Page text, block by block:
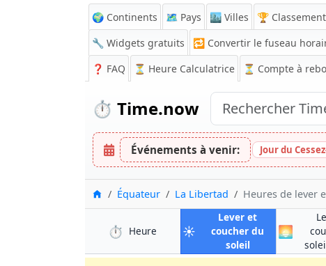
🌍 Continents 🗺️ Pays 🏙️ Villes 🏆
🔧 Widgets gratuits
🔁 Convertir le fuseau
❓ FAQ ⏳ Heure Calculatrice ⏳ Compte à
⏱️ Time.now
Événements à venir: Jour du
Accueil
Équateur La Libertad Heures de lever
⏱️ Heure à La Libertad
☀️
Lever et
coucher du
soleilà La Libertad
🌅